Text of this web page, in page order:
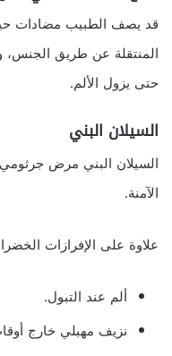
قد يصف الطبيب مضادات
المنتقلة عن طريق الجنس،
حتى يزول الألم.
السيلان البني
السيلان البني مرض
الآمنة.
علاوة على الإفرازات
ألم عند التبول.
نزيف مهبلي خارج